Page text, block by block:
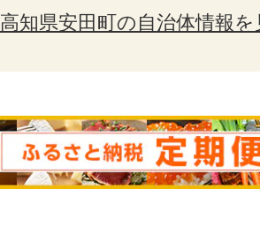
高知県安田町の自治体情報を